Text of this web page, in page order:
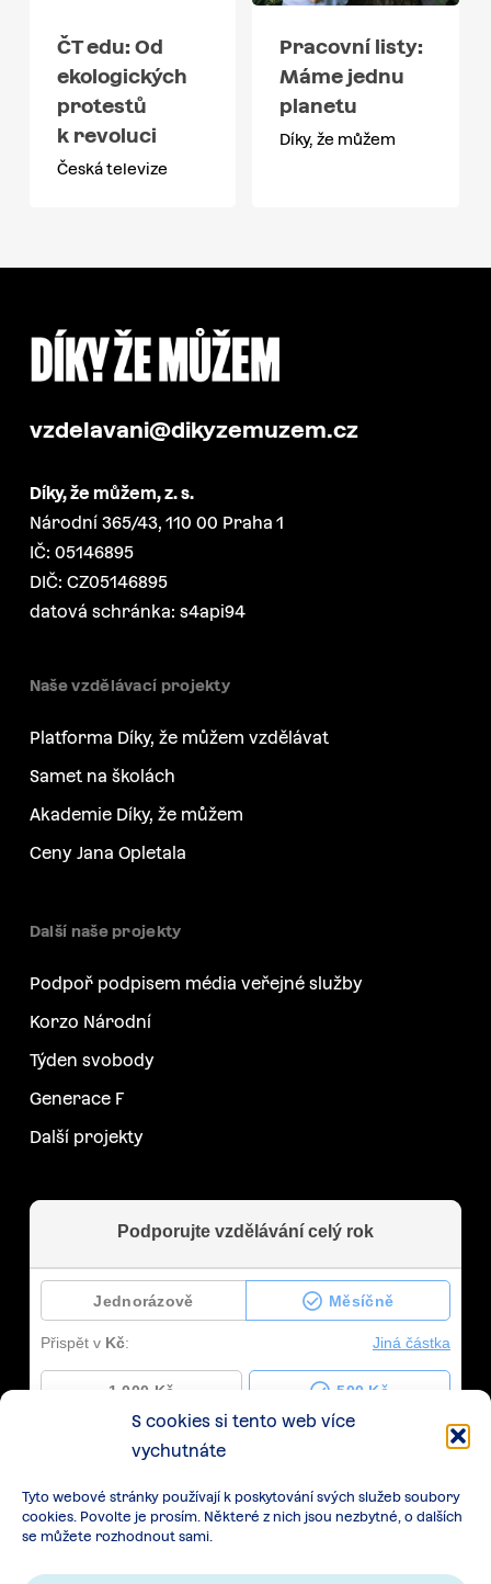
S cookies si tento web více
vychutnáte
Tyto webové stránky používají k poskytování svých služeb soubory
cookies. Povolte je prosím. Některé z nich jsou nezbytné, o dalších
se můžete rozhodnout sami.
ČT edu: Od
ekologických
protestů
k revoluci
Česká televize
Pracovní listy:
Máme jednu
planetu
Díky, že můžem
vzdelavani@dikyzemuzem.cz
Díky, že můžem, z. s.
Národní 365/43, 110 00 Praha 1
IČ: 05146895
DIČ: CZ05146895
datová schránka: s4api94
Naše vzdělávací projekty
Platforma Díky, že můžem vzdělávat
Samet na školách
Akademie Díky, že můžem
Ceny Jana Opletala
Další naše projekty
Podpoř podpisem média veřejné služby
Korzo Národní
Týden svobody
Generace F
Další projekty